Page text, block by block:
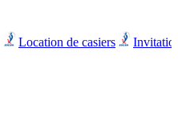
Location de casiers
Invitation à